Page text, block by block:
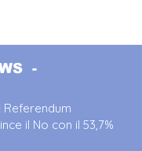
-
Referendum
il No con il 53,7%